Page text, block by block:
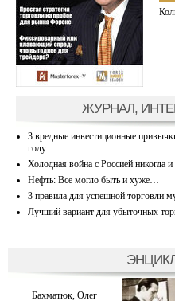
ЖУРНАЛ,
3 вредные инвестиционные
году
Холодная война с Россией никогда и
Нефть: Все могло быть и хуже…
3 правила для успешной торговли
Лучший вариант для убыточных
Бахматюк, Олег